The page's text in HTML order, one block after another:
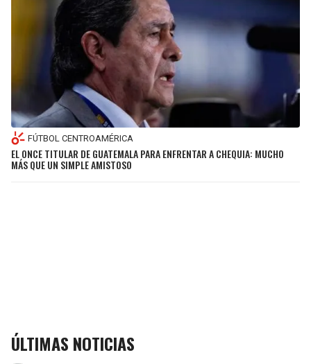
FÚTBOL CENTROAMÉRICA
EL ONCE TITULAR DE GUATEMALA PARA ENFRENTAR A CHEQUIA: MUCHO
MÁS QUE UN SIMPLE AMISTOSO
ÚLTIMAS NOTICIAS